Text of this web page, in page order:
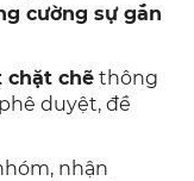
cường sự gắn
chặt chẽ thông
duyệt, đề
nhận